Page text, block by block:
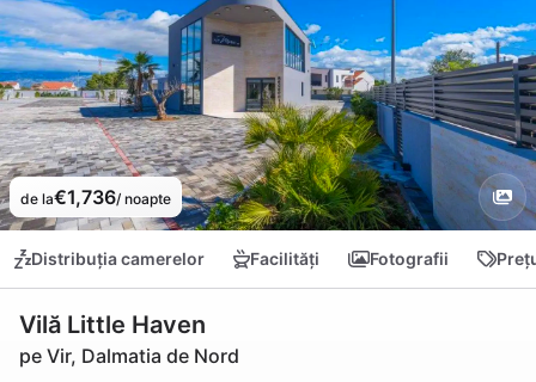
de la€1,736/ noapte
Distribuția camerelor Facilități Fotografii
Vilă Little Haven
pe Vir, Dalmatia de Nord